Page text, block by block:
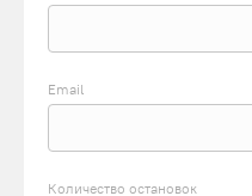
Email
Количество остановок